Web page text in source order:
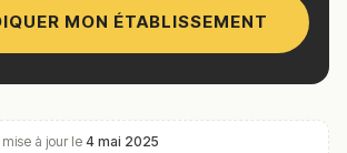
MON ÉTABLISSEMENT
à jour le 4 mai 2025